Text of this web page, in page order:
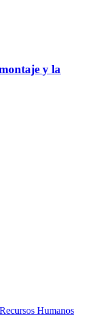
y la
Humanos